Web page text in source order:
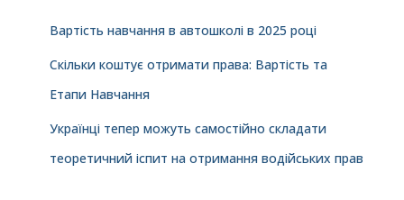
Вартість навчання в автошколі в 2025 році
Скільки коштує отримати права: Вартість та
Етапи Навчання
Українці тепер можуть самостійно складати
теоретичний іспит на отримання водійських прав